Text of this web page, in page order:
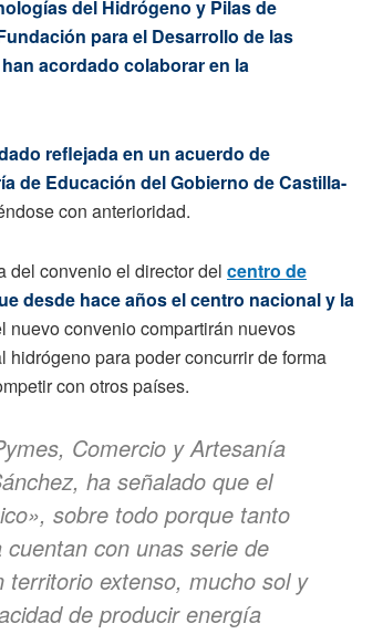
del Hidrógeno y Pilas de
para el Desarrollo de las
acordado colaborar en la
reflejada en un acuerdo de
de Educación del Gobierno de Castilla-
con anterioridad.
del convenio el director del centro de
desde hace años el centro nacional y la
nuevo convenio compartirán nuevos
para poder concurrir de forma
con otros países.
Comercio y Artesanía
ha señalado que el
, sobre todo porque tanto
con unas serie de
extenso, mucho sol y
de producir energía